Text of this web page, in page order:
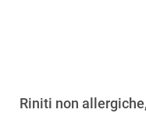
Riniti non